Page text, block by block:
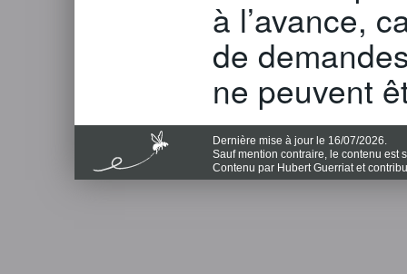
à l’avance,
de
ne peuvent
Dernière mise à jour le 16/07/2026.
Sauf mention contraire, le contenu est
Contenu par Hubert Guerriat et